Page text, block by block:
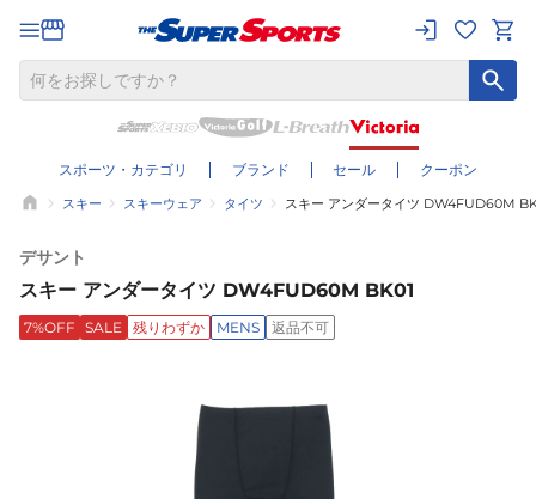
スポーツ・カテゴリ ブランド セール クーポン
スキー スキーウェア タイツ スキー アンダータイツ DW4FUD60M
デサント
スキー アンダータイツ DW4FUD60M BK01
7%OFF SALE 残りわずか MENS 返品不可